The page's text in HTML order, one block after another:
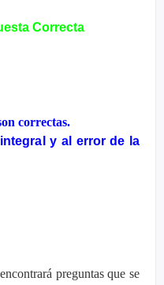
Correcta
correctas.
y al error de la
preguntas que se